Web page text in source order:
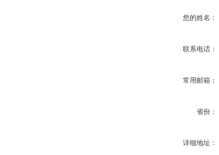
您的姓名：
联系电话：
常用邮箱：
省份：
详细地址：